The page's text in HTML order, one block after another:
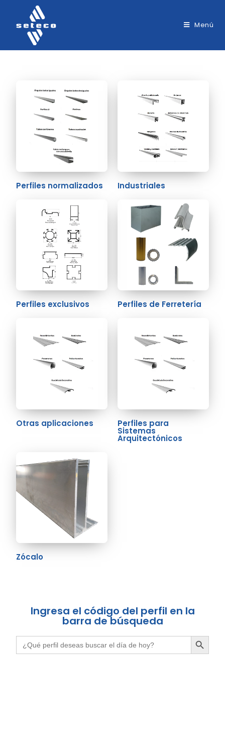
Menú
Perfiles normalizados Industriales
Perfiles exclusivos Perfiles de Ferretería
Otras aplicaciones Perfiles para
Sistemas
Arquitectónicos
Zócalo
Ingresa el código del perfil en la
barra de búsqueda
Buscar: BOTÓN DE